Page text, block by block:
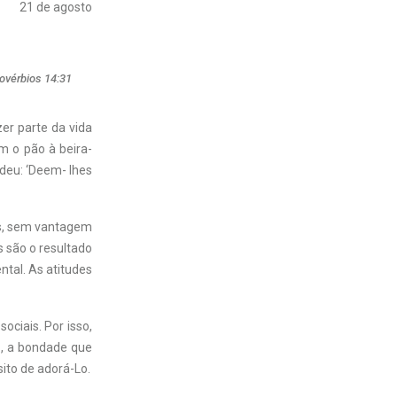
21 de agosto
14:31
parte da vida
o pão à beira-
‘Deem- lhes
sem vantagem
são o resultado
As atitudes
Por isso,
a bondade que
de adorá-Lo.